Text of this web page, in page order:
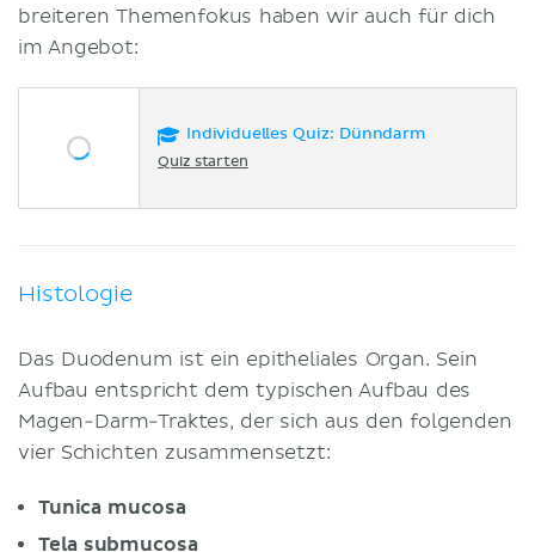
breiteren Themenfokus haben wir auch für dich
im Angebot:
Individuelles Quiz: Dünndarm
Quiz starten
Histologie
Das Duodenum ist ein epitheliales Organ. Sein
Aufbau entspricht dem typischen Aufbau des
Magen-Darm-Traktes, der sich aus den folgenden
vier Schichten zusammensetzt:
Tunica mucosa
Tela submucosa